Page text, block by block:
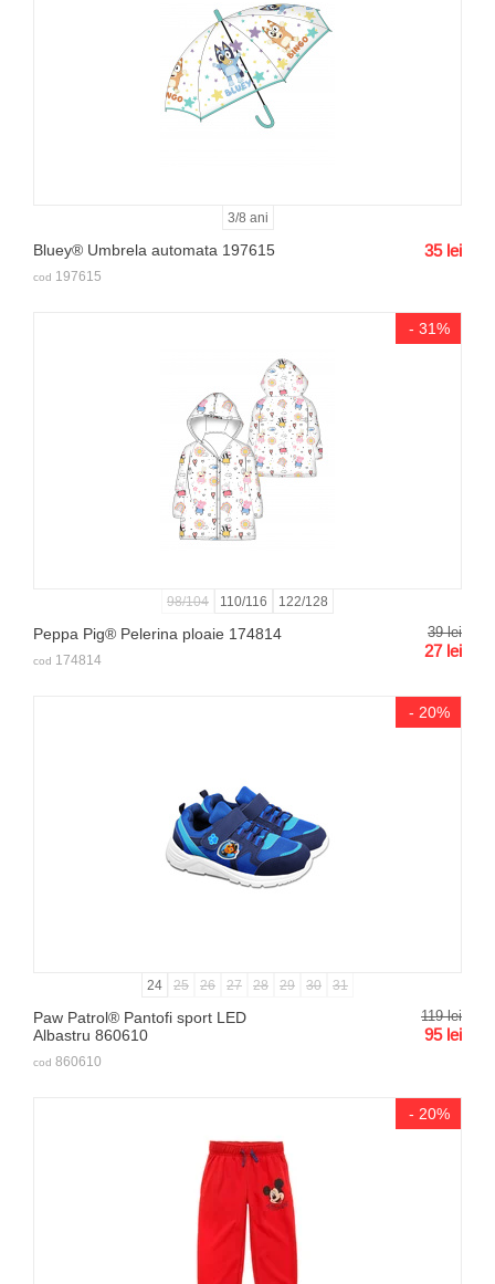
3/8 ani
Bluey® Umbrela automata 197615 35 lei
cod 197615
- 31%
98/104 110/116 122/128
Peppa Pig® Pelerina ploaie 174814 39 lei
27 lei
cod 174814
- 20%
24 25 26 27 28 29 30 31
Paw Patrol® Pantofi sport LED
Albastru 860610
119 lei
95 lei
cod 860610
- 20%